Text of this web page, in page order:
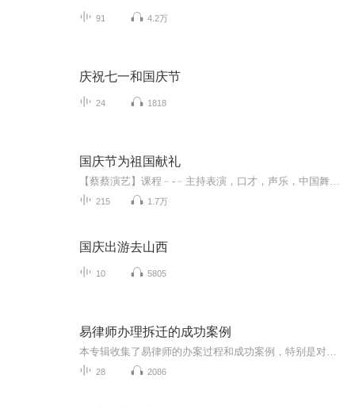
91 4.2万
庆祝七一和国庆节
24 1818
国庆节为祖国献礼
215 1.7万
国庆出游去山西
10 5805
易律师办理拆迁的成功案例
28 2086